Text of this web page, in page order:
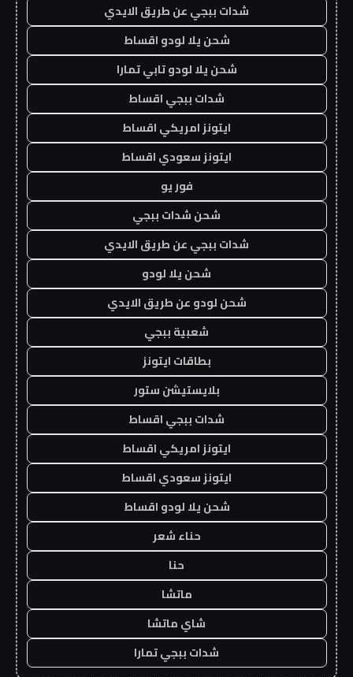
شدات ببجي عن طريق الايدي
شحن يلا لودو اقساط
شحن يلا لودو تابي تمارا
شدات ببجي اقساط
ايتونز امريكي اقساط
ايتونز سعودي اقساط
فور يو
شحن شدات ببجي
شدات ببجي عن طريق الايدي
شحن يلا لودو
شحن لودو عن طريق الايدي
شعبية ببجي
بطاقات ايتونز
بلايستيشن ستور
شدات ببجي اقساط
ايتونز امريكي اقساط
ايتونز سعودي اقساط
شحن يلا لودو اقساط
حناء شعر
حنا
ماتشا
شاي ماتشا
شدات ببجي تمارا